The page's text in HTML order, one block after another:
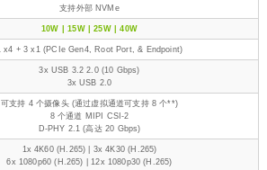
支持外部 NVMe
10W | 15W | 25W | 40W
x4 + 3 x1 (PCIe Gen4, Root Port, & Endpoint)
3x USB 3.2 2.0 (10 Gbps)
3x USB 2.0
可支持 4 个摄像头 (通过虚拟通道可支持 8 个**)
8 个通道 MIPI CSI-2
D-PHY 2.1 (高达 20 Gbps)
1x 4K60 (H.265) | 3x 4K30 (H.265)
6x 1080p60 (H.265) | 12x 1080p30 (H.265)